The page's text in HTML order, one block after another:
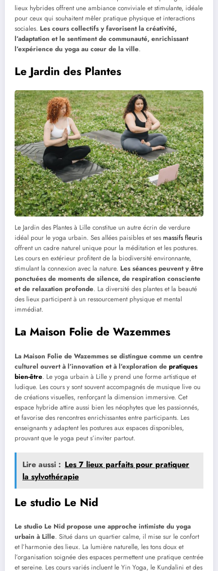
lieux hybrides offrent une ambiance conviviale et stimulante, idéale
pour ceux qui souhaitent mêler pratique physique et interactions
sociales. Les cours collectifs y favorisent la créativité,
l’adaptation et le sentiment de communauté, enrichissant
l’expérience du yoga au cœur de la ville.
Le Jardin des Plantes
Le Jardin des Plantes à Lille constitue un autre écrin de verdure
idéal pour le yoga urbain. Ses allées paisibles et ses massifs fleuris
offrent un cadre naturel unique pour la méditation et les postures.
Les cours en extérieur profitent de la biodiversité environnante,
stimulant la connexion avec la nature. Les séances peuvent y être
ponctuées de moments de silence, de respiration consciente
et de relaxation profonde. La diversité des plantes et la beauté
des lieux participent à un ressourcement physique et mental
immédiat.
La Maison Folie de Wazemmes
La Maison Folie de Wazemmes se distingue comme un centre
culturel ouvert à l’innovation et à l’exploration de pratiques
bien-être. Le yoga urbain à Lille y prend une forme artistique et
ludique. Les cours y sont souvent accompagnés de musique live ou
de créations visuelles, renforçant la dimension immersive. Cet
espace hybride attire aussi bien les néophytes que les passionnés,
et favorise des rencontres enrichissantes entre participants. Les
enseignants y adaptent les postures aux espaces disponibles,
prouvant que le yoga peut s’inviter partout.
Lire aussi : Les 7 lieux parfaits pour pratiquer
la sylvothérapie
Le studio Le Nid
Le studio Le Nid propose une approche intimiste du yoga
urbain à Lille. Situé dans un quartier calme, il mise sur le confort
et l’harmonie des lieux. La lumière naturelle, les tons doux et
l’organisation soignée des espaces permettent une pratique centrée
et sereine. Les cours variés incluent le Yin Yoga, le Kundalini et des